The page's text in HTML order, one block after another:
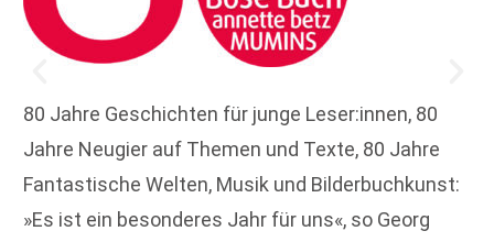
80 Jahre Geschichten für junge Leser:innen, 80
Jahre Neugier auf Themen und Texte, 80 Jahre
Fantastische Welten, Musik und Bilderbuchkunst:
»Es ist ein besonderes Jahr für uns«, so Georg